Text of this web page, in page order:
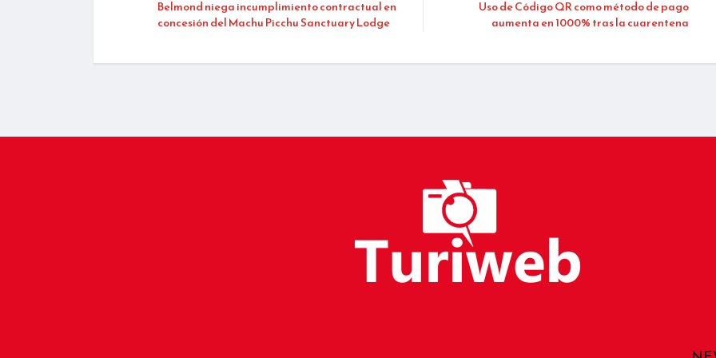
Belmond niega incumplimiento contractual en
concesión del Machu Picchu Sanctuary Lodge
Uso de Código QR como método de pago
aumenta en 1000% tras la cuarentena